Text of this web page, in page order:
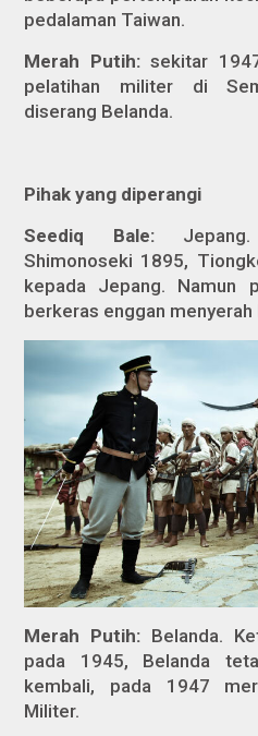
pedalaman Taiwan.
Merah Putih:sekitar
pelatihan militer di
diserang Belanda.
Pihak yang diperangi
Seediq Bale:Jepang.
Shimonoseki 1895,
kepada Jepang. Namun
berkeras enggan menyerah
Merah Putih: Belanda.
pada 1945, Belanda
kembali, pada 1947
Militer.